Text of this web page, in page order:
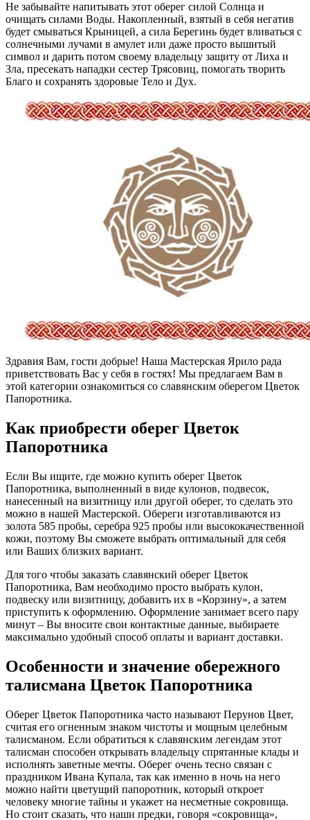
Не забывайте напитывать этот оберег силой Солнца и
очищать силами Воды. Накопленный, взятый в себя негатив
будет смываться Крыницей, а сила Берегинь будет вливаться с
солнечными лучами в амулет или даже просто вышитый
символ и дарить потом своему владельцу защиту от Лиха и
Зла, пресекать нападки сестер Трясовиц, помогать творить
Благо и сохранять здоровые Тело и Дух.
Здравия Вам, гости добрые! Наша Мастерская Ярило рада
приветствовать Вас у себя в гостях! Мы предлагаем Вам в
этой категории ознакомиться со славянским оберегом Цветок
Папоротника.
Как приобрести оберег Цветок
Папоротника
Если Вы ищите, где можно купить оберег Цветок
Папоротника, выполненный в виде кулонов, подвесок,
нанесенный на визитницу или другой оберег, то сделать это
можно в нашей Мастерской. Обереги изготавливаются из
золота 585 пробы, серебра 925 пробы или высококачественной
кожи, поэтому Вы сможете выбрать оптимальный для себя
или Ваших близких вариант.
Для того чтобы заказать славянский оберег Цветок
Папоротника, Вам необходимо просто выбрать кулон,
подвеску или визитницу, добавить их в «Корзину», а затем
приступить к оформлению. Оформление занимает всего пару
минут – Вы вносите свои контактные данные, выбираете
максимально удобный способ оплаты и вариант доставки.
Особенности и значение обережного
талисмана Цветок Папоротника
Оберег Цветок Папоротника часто называют Перунов Цвет,
считая его огненным знаком чистоты и мощным целебным
талисманом. Если обратиться к славянским легендам этот
талисман способен открывать владельцу спрятанные клады и
исполнять заветные мечты. Оберег очень тесно связан с
праздником Ивана Купала, так как именно в ночь на него
можно найти цветущий папоротник, который откроет
человеку многие тайны и укажет на несметные сокровища.
Но стоит сказать, что наши предки, говоря «сокровища»,